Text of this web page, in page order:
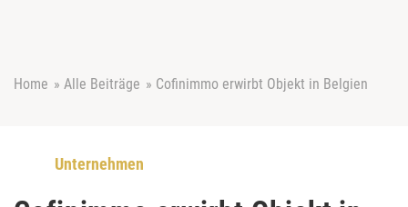
Home » Alle Beiträge » Cofinimmo erwirbt Objekt in Belgien
Unternehmen